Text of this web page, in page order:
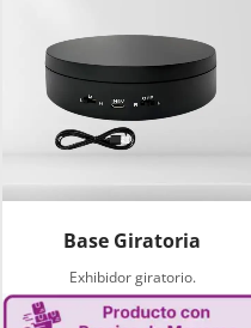
Base Giratoria
Exhibidor giratorio.